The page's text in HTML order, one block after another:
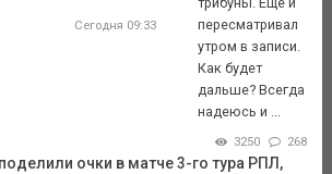
Сегодня 09:33
пересматривал
утром в записи.
Как будет
дальше? Всегда
надеюсь и ...
3250 268
очки в матче 3-го тура РПЛ,